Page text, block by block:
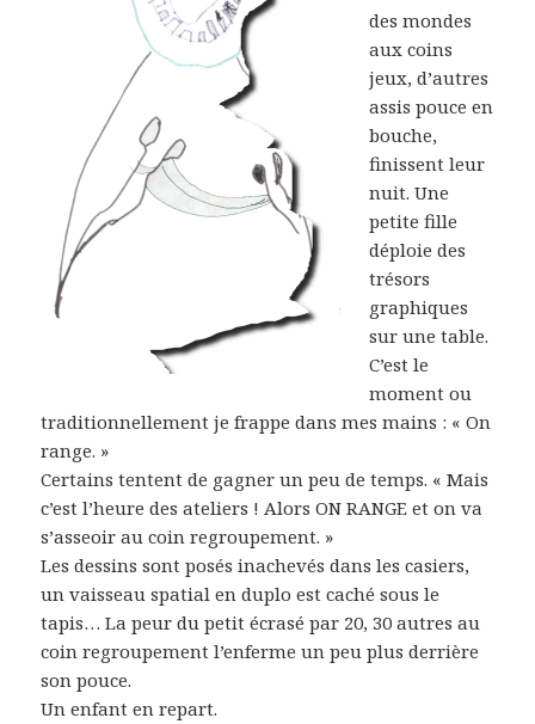
des mondes
aux coins
jeux, d’autres
assis pouce en
bouche,
finissent leur
nuit. Une
petite fille
déploie des
trésors
graphiques
sur une table.
C’est le
moment ou
traditionnellement je frappe dans mes mains : « On
range. »
Certains tentent de gagner un peu de temps. « Mais
c’est l’heure des ateliers ! Alors ON RANGE et on va
s’asseoir au coin regroupement. »
Les dessins sont posés inachevés dans les casiers,
un vaisseau spatial en duplo est caché sous le
tapis… La peur du petit écrasé par 20, 30 autres au
coin regroupement l’enferme un peu plus derrière
son pouce.
Un enfant en repart.